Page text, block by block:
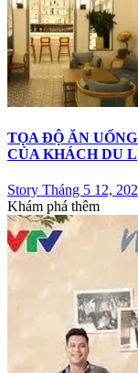
TỌA ĐỘ ĂN
CỦA KHÁCH DU
Story Tháng 5 12,
Khám phá thêm